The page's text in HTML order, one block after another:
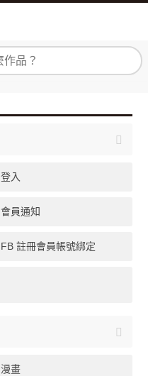
登入
會員通知
FB 註冊會員帳號綁定
漫畫